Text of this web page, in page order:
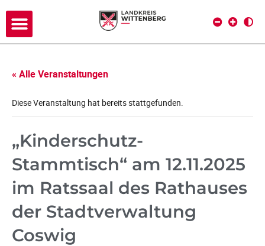
« Alle Veranstaltungen
Diese Veranstaltung hat bereits stattgefunden.
„Kinderschutz-
Stammtisch“ am 12.11.2025
im Ratssaal des Rathauses
der Stadtverwaltung
Coswig